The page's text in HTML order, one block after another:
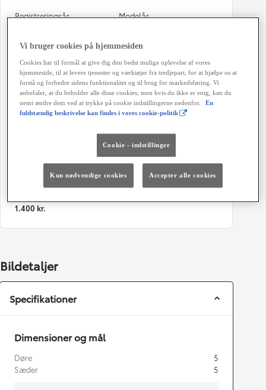
Registreringsår
Modelår
Kilometertal
127.000 km
Brændstof
Hybrid Benzin
Karosseri
Hatchback
Hestekræfter
122 HK
Automatisk gearkasse
Farve
1G3 Ash Grey
1.400 kr.
Bildetaljer
Specifikationer
Dimensioner og mål
Døre
5
Sæder
5
Vi bruger cookies på hjemmesiden
Cookies har til formål at give dig den bedst mulige oplevelse af vores
hjemmeside, til at levere tjenester og værktøjer fra tredjepart, for at hjælpe os at
forstå og forbedre sidens funktionalitet og til brug for markedsføring. Vi
anbefaler, at du beholder alle disse cookies, men hvis du ikke er enig, kan du
nemt ændre dem ved at trykke på cookie indstillingerne nedenfor.
En
fuldstændig beskrivelse kan findes i vores cookie-politik
Cookie - indstillinger
Kun nødvendige cookies Accepter alle cookies